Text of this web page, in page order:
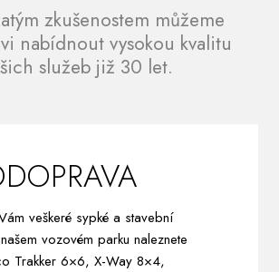
zkušenostem můžeme
nabídnout vysokou kvalitu
služeb již 30 let.
veškeré sypké a stavební
vozovém parku naleznete
Trakker 6×6, X-Way 8×4,